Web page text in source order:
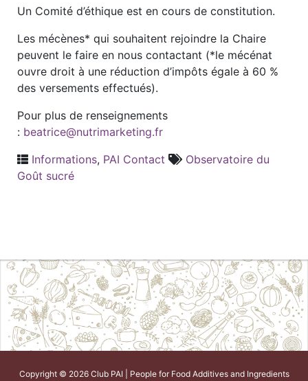
Un Comité d’éthique est en cours de constitution.
Les mécènes* qui souhaitent rejoindre la Chaire
peuvent le faire en nous contactant (*le mécénat
ouvre droit à une réduction d’impôts égale à 60 %
des versements effectués).
Pour plus de renseignements
: beatrice@nutrimarketing.fr
Informations, PAI Contact
Observatoire du
Goût sucré
Copyright © 2026 Club PAI | People for Food Additives and Ingredients